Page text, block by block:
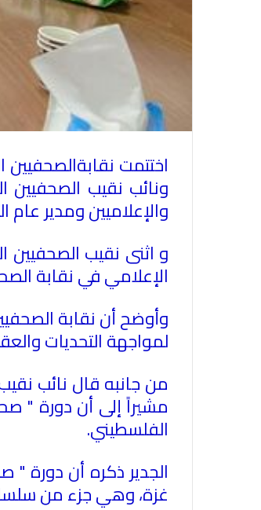
اختتمت نقابةالصحفيين
ونائب نقيب الصحفيين
والإعلاميين ومدير عام
و اثنى نقيب الصحفيين
الإعلامي في نقابة
وأوضح أن نقابة
لمواجهة التحديات
من جانبه قال نائب
مشيراً إلى أن دورة "
الفلسطيني.
غزة، وهي جزء من